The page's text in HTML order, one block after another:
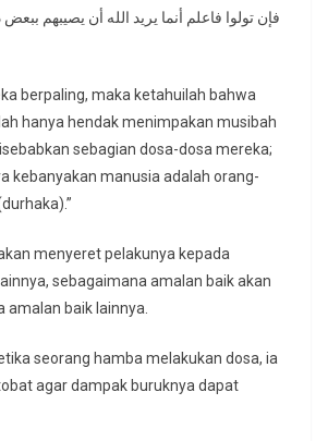
فإن تولوا فاعلم أنما يريد الله أن يصيبهم
berpaling, maka ketahuilah bahwa
hanya hendak menimpakan musibah
sebagian dosa-dosa mereka;
kebanyakan manusia adalah orang-
menyeret pelakunya kepada
sebagaimana amalan baik akan
baik lainnya.
seorang hamba melakukan dosa, ia
agar dampak buruknya dapat